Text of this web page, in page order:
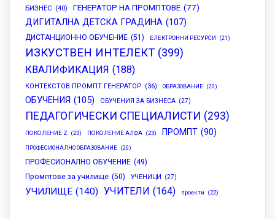
БИЗНЕС (40) ГЕНЕРАТОР НА ПРОМПТОВЕ (77)
ДИГИТАЛНА ДЕТСКА ГРАДИНА (107)
ДИСТАНЦИОННО ОБУЧЕНИЕ (51) ЕЛЕКТРОННИ РЕСУРСИ (21)
ИЗКУСТВЕН ИНТЕЛЕКТ (399)
КВАЛИФИКАЦИЯ (188)
КОНТЕКСТОВ ПРОМПТ ГЕНЕРАТОР (36) ОБРАЗОВАНИЕ (20)
ОБУЧЕНИЯ (105) ОБУЧЕНИЯ ЗА БИЗНЕСА (27)
ПЕДАГОГИЧЕСКИ СПЕЦИАЛИСТИ (293)
ПОКОЛЕНИЕ Z (23) ПОКОЛЕНИЕ АЛФА (23) ПРОМПТ (90)
ПРОФЕСИОНАЛНО ОБРАЗОВАНИЕ (20)
ПРОФЕСИОНАЛНО ОБУЧЕНИЕ (49)
Промптове за училище (50) УЧЕНИЦИ (27)
УЧИЛИЩЕ (140) УЧИТЕЛИ (164) проекти (22)